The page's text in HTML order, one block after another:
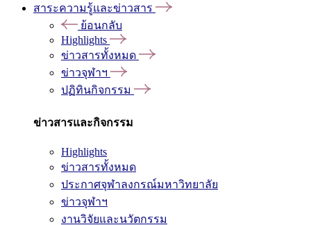
สาระความรู้และข่าวสาร
ย้อนกลับ
Highlights
ข่าวสารทั้งหมด
ข่าวจุฬาฯ
ปฏิทินกิจกรรม
ข่าวสารและกิจกรรม
Highlights
ข่าวสารทั้งหมด
ประกาศจุฬาลงกรณ์มหาวิทยาลัย
ข่าวจุฬาฯ
งานวิจัยและนวัตกรรม